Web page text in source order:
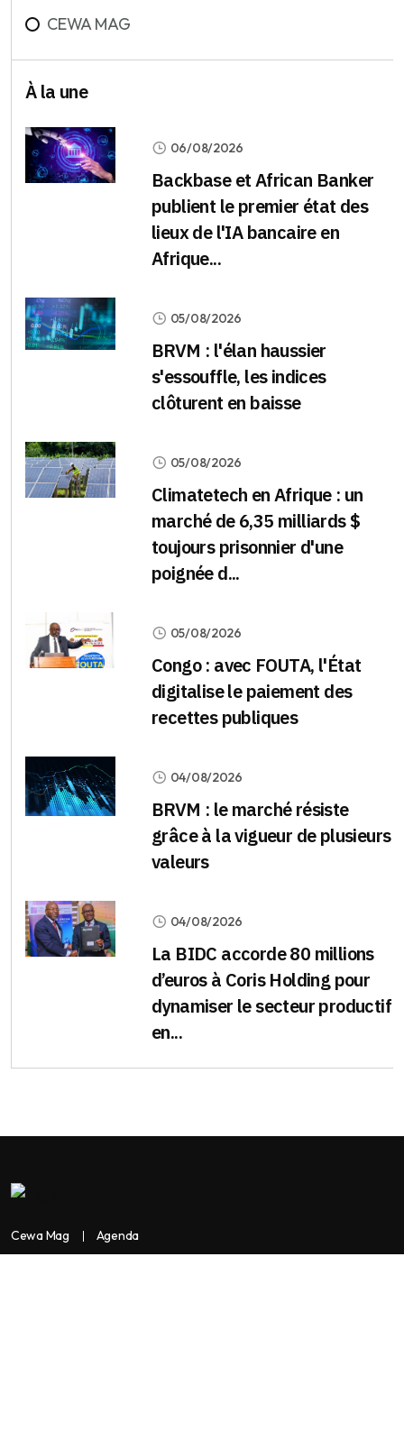
CEWA MAG
À la une
06/08/2026
Backbase et African Banker
publient le premier état des
lieux de l'IA bancaire en
Afrique...
05/08/2026
BRVM : l'élan haussier
s'essouffle, les indices
clôturent en baisse
05/08/2026
Climatetech en Afrique : un
marché de 6,35 milliards $
toujours prisonnier d'une
poignée d...
05/08/2026
Congo : avec FOUTA, l'État
digitalise le paiement des
recettes publiques
04/08/2026
BRVM : le marché résiste
grâce à la vigueur de plusieurs
valeurs
04/08/2026
La BIDC accorde 80 millions
d’euros à Coris Holding pour
dynamiser le secteur productif
en...
Cewa Mag Agenda